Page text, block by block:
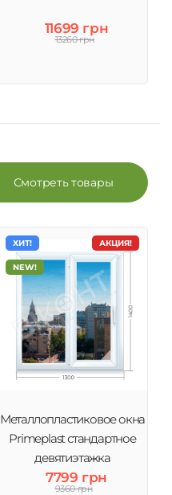
11699 грн
13260 грн
Смотреть товары
АКЦИЯ!
ХИТ!
NEW!
Металлопластиковое окна
Primeplast стандартное
девятиэтажка
7799 грн
9360 грн